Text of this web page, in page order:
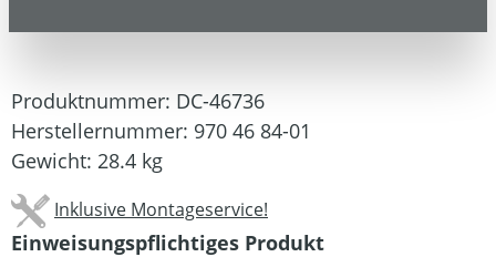
Produktnummer: DC-46736
Herstellernummer: 970 46 84-01
Gewicht: 28.4 kg
Inklusive Montageservice!
Einweisungspflichtiges Produkt